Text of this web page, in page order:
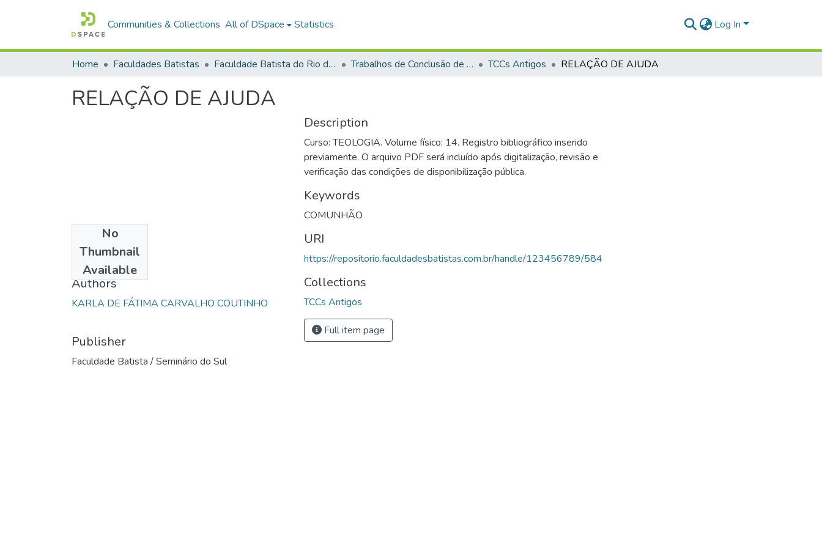
Communities & Collections All of DSpace Statistics Log In
Home Faculdades Batistas Faculdade Batista do Rio de Janeiro (FABAT-RJ) Trabalhos de Conclusão de Curso (TCC) TCCs Antigos RELAÇÃO DE AJUDA
RELAÇÃO DE AJUDA
No
Thumbnail
Available
1997
Authors
KARLA DE FÁTIMA CARVALHO COUTINHO
Publisher
Faculdade Batista / Seminário do Sul
Description
Curso: TEOLOGIA. Volume físico: 14. Registro bibliográfico inserido
previamente. O arquivo PDF será incluído após digitalização, revisão e
verificação das condições de disponibilização pública.
Keywords
COMUNHÃO
URI
https://repositorio.faculdadesbatistas.com.br/handle/123456789/584
Collections
TCCs Antigos
Full item page